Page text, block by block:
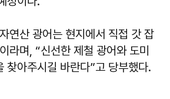
연산 광어는 현지에서 직접 갓 잡
라며, “신선한 제철 광어와 도미
찾아주시길 바란다”고 당부했다.